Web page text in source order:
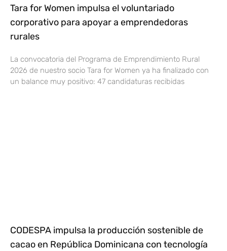
Tara for Women impulsa el voluntariado
corporativo para apoyar a emprendedoras
rurales
La convocatoria del Programa de Emprendimiento Rural
2026 de nuestro socio Tara for Women ya ha finalizado con
un balance muy positivo: 47 candidaturas recibidas
CODESPA impulsa la producción sostenible de
cacao en República Dominicana con tecnología